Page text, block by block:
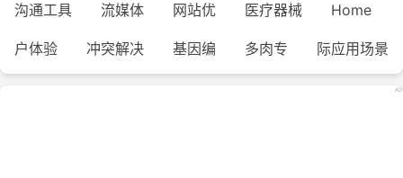
沟通工具 流媒体 网站优 医疗器械 Home
户体验 冲突解决 基因编 多肉专 际应用场景